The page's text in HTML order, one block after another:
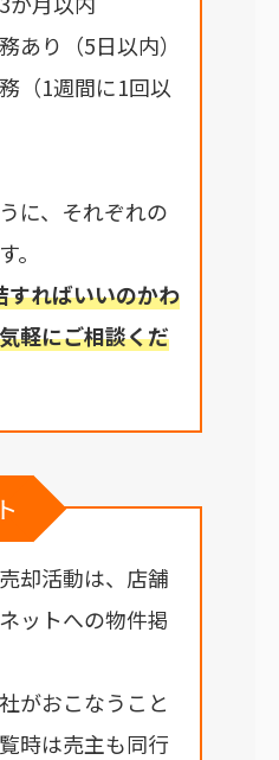
あり（5日以内）
（1週間に1回以
に、それぞれの
。
すればいいのかわ
軽にご相談くだ
却活動は、店舗
ットへの物件掲
がおこなうこと
時は売主も同行